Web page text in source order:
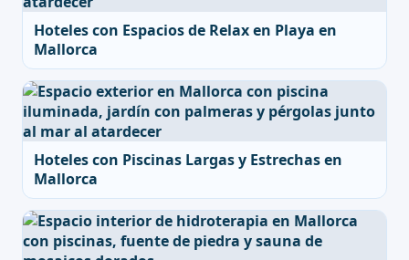
Hoteles con Espacios de Relax en Playa en
Mallorca
Hoteles con Piscinas Largas y Estrechas en
Mallorca